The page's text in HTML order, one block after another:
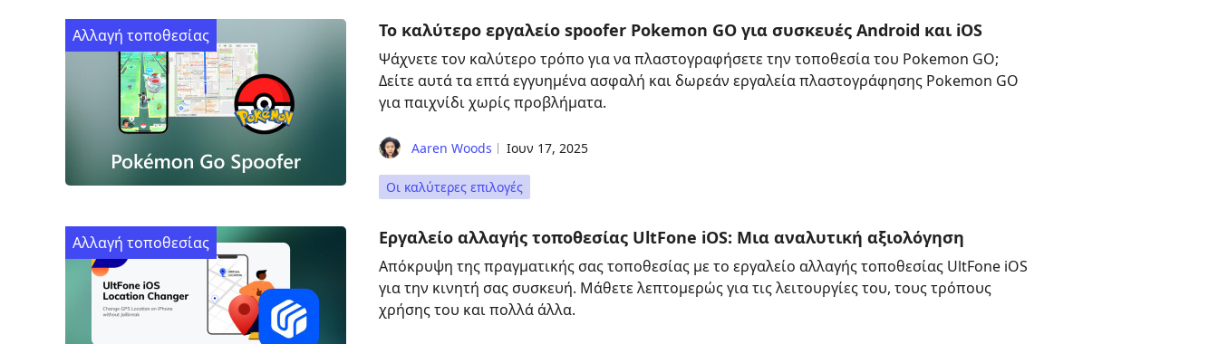
Αλλαγή τοποθεσίας Το καλύτερο εργαλείο spoofer Pokemon GO για συσκευές Android και iOS
Ψάχνετε τον καλύτερο τρόπο για να πλαστογραφήσετε την τοποθεσία του Pokemon GO;
Δείτε αυτά τα επτά εγγυημένα ασφαλή και δωρεάν εργαλεία πλαστογράφησης Pokemon GO
για παιχνίδι χωρίς προβλήματα.
Aaren Woods Ιουν 17, 2025
Οι καλύτερες επιλογές
Αλλαγή τοποθεσίας Εργαλείο αλλαγής τοποθεσίας UltFone iOS: Μια αναλυτική αξιολόγηση
Απόκρυψη της πραγματικής σας τοποθεσίας με το εργαλείο αλλαγής τοποθεσίας UltFone iOS
για την κινητή σας συσκευή. Μάθετε λεπτομερώς για τις λειτουργίες του, τους τρόπους
χρήσης του και πολλά άλλα.